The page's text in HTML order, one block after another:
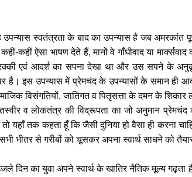
स्वतंत्रता के बाद का उपन्यास है जब अमरकांत
कहीं ऐसा भाषण देते हैं, मानों वे गाँधीवाद या मार्क्सवाद
एवं आदर्श का सपना देखा था और उस सपने के
है। इस उपन्यास में प्रेमचंद के उपन्यासों के समान ही
विसंगतियों, जातिगत व पितृसत्ता के दमन के शिकार
व लोकतंत्र की विद्रूपता का जो अनुमान
यहाँ तक कहता हूँ कि जैसी दुनिया हो वैसा ही करना
भीतर से गरीबों को चूसकर अपना स्वार्थ साधने को
दिन का युवा अपने स्वार्थ के खातिर नैतिक मूल्य गढ़ता